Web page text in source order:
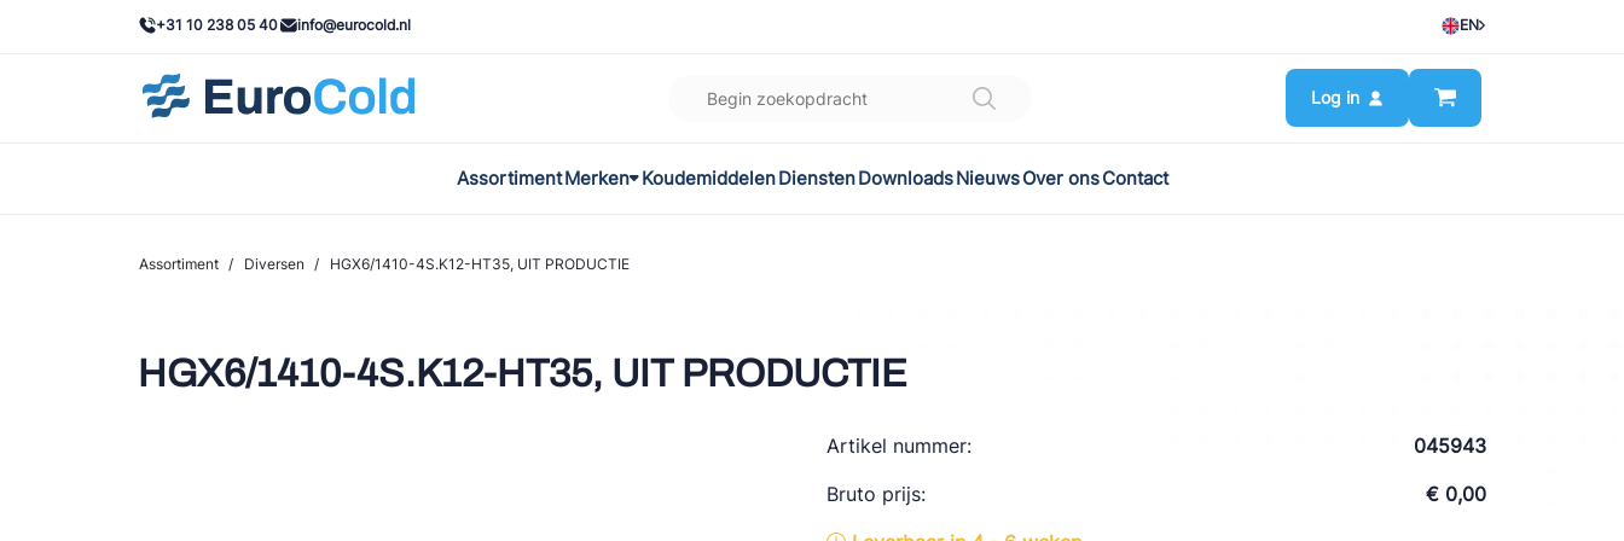
+31 10 238 05 40 info@eurocold.nl EN
Log in
AssortimentMerken
Castel
AWA
KoudemiddelenDienstenDownloadsNieuwsOver onsContact
Assortiment / Diversen / HGX6/1410-4S.K12-HT35, UIT PRODUCTIE
HGX6/1410-4S.K12-HT35, UIT PRODUCTIE
Artikel nummer:
045943
Bruto prijs:
€ 0,00